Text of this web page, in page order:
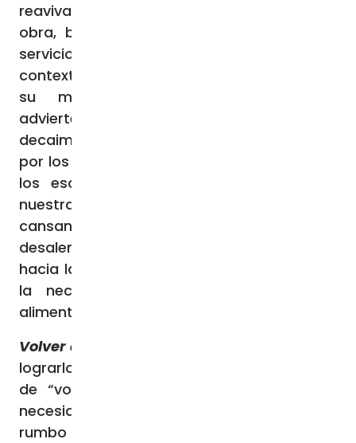
reavivar el don de Dios y a colaborar con su
obra, buscando mayor creatividad en su
servicio sin caer en la pasividad. En este
contexto, les animó a “reavivar el fuego” de
su ministerio, especialmente cuando
advierten cansancio, desilusión, o cierto
decaimiento espiritual y moral: “Impulsados
por los repentinos cambios culturales y por
los escenarios en los que se desarrolla
nuestra misión, a veces asaltados por el
cansancio y el peso de la rutina, o
desalentados por la creciente desafección
hacia la fe y la práctica religiosa, sentimos
la necesidad de que este fuego sea
alimentado y reavivado”, afirmó.
Volver a poner el anuncio en el centro
lograrlo, subrayó en primer lugar la urgencia
de “volver a anunciar el Evangelio” y la
necesidad de establecer un cambio de
rumbo en la pastoral ordinaria de las